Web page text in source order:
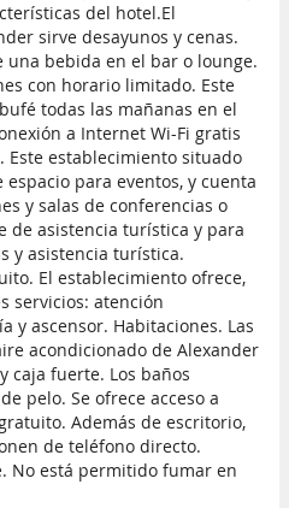
del hotel.El
sirve desayunos y cenas.
bebida en el bar o lounge.
con horario limitado. Este
todas las mañanas en el
a Internet Wi-Fi gratis
Este establecimiento situado
para eventos, y cuenta
y salas de conferencias o
de asistencia turística y para
y asistencia turística.
El establecimiento ofrece,
servicios: atención
y ascensor. Habitaciones. Las
acondicionado de Alexander
caja fuerte. Los baños
pelo. Se ofrece acceso a
Además de escritorio,
de teléfono directo.
No está permitido fumar en